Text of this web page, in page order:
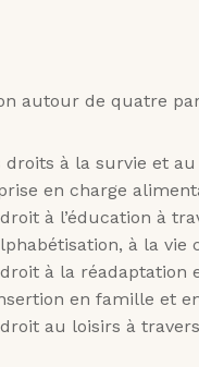
autour de quatre
droits à la survie et
en charge
à l’éducation à
à la
à la
en famille et
au loisirs à